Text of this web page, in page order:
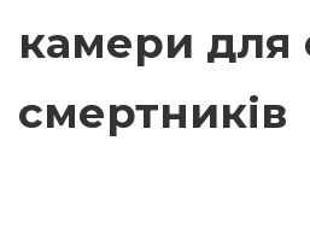
камери для
смертників